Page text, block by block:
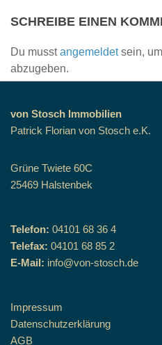
SCHREIBE EINEN
Du musstangemeldetsein,
abzugeben.
von Stosch Immobilien
Patrick Florian von Stosch e.K.
Grüne Twiete 60C
25469 Halstenbek
Telefon: 04101 68 36 4
Telefax: 04101 68 85 2
E-Mail: info@von-stosch.de
Impressum
Datenschutzerklärung
AGB